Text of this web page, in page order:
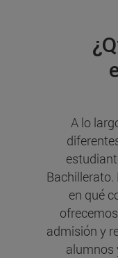
A lo
Bachillerato.
en qué
admisión y
alumnos